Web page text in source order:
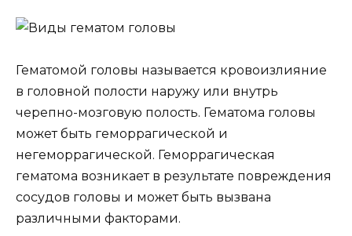
Гематомой головы называется кровоизлияние
в головной полости наружу или внутрь
черепно-мозговую полость. Гематома головы
может быть геморрагической и
негеморрагической. Геморрагическая
гематома возникает в результате повреждения
сосудов головы и может быть вызвана
различными факторами.